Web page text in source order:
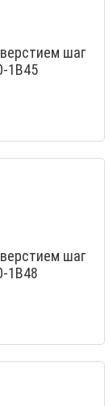
шаг
1B45
шаг
1B48